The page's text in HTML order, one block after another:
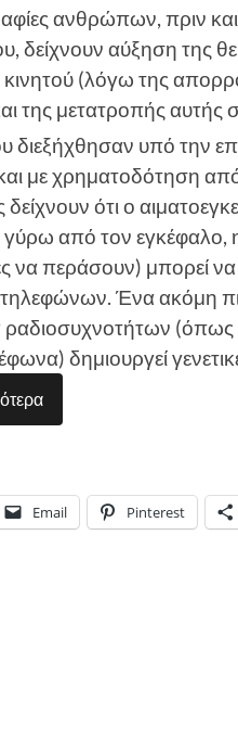
ανθρώπων, πριν και
δείχνουν αύξηση της
(λόγω της
της μετατροπής αυτής
διεξήχθησαν υπό την
με χρηματοδότηση
δείχνουν ότι ο
από τον εγκέφαλο,
να περάσουν) μπορεί
τηλεφώνων. Ένα ακόμη
ραδιοσυχνοτήτων
δημιουργεί
Email Pinterest